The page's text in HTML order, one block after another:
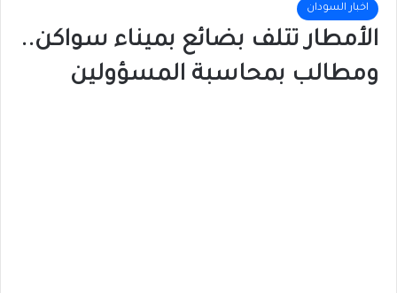
اخبار السودان
الأمطار تتلف بضائع بميناء سواكن..
ومطالب بمحاسبة المسؤولين